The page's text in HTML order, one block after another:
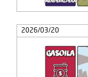
2026/03/20